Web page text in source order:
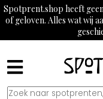
Spotprent.shop heeft
of geloven. Alles wat wij